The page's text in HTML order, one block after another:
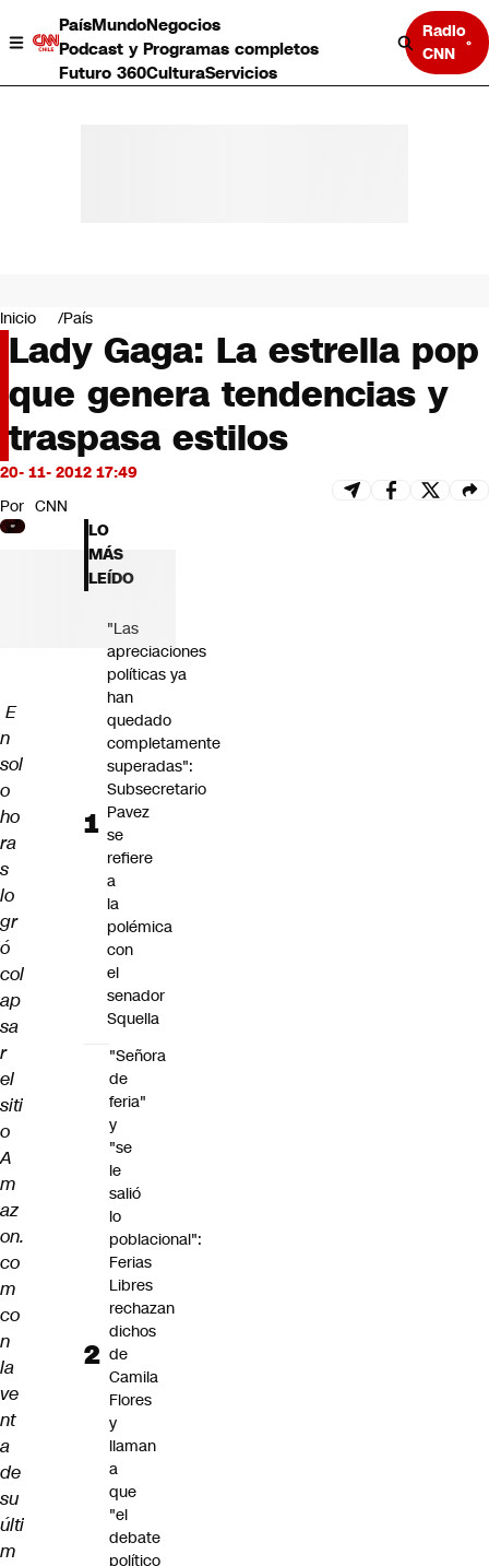
PaísMundoNegocios
Podcast y Programas completos
Futuro 360CulturaServicios
Radio
CNN
Negocios
Deportes
Programas completos
Cultura
Servicios
Bits
CNN Data
CNN tiempo
Futuro 360
Opinión
Inicio País
Lady Gaga: La estrella pop
que genera tendencias y
traspasa estilos
20- 11- 2012 17:49
Por CNN
E
n
sol
o
ho
ra
s
lo
gr
ó
col
ap
sa
r
el
siti
o
A
m
az
on.
co
m
co
n
la
ve
nt
a
de
su
últi
m
LO
MÁS
LEÍDO
"Las
apreciaciones
políticas ya
han
quedado
completamente
superadas":
Subsecretario
Pavez
se
refiere
a
la
polémica
con
el
senador
Squella
"Señora
de
feria"
y
"se
le
salió
lo
poblacional":
Ferias
Libres
rechazan
dichos
de
Camila
Flores
y
llaman
a
que
"el
debate
político